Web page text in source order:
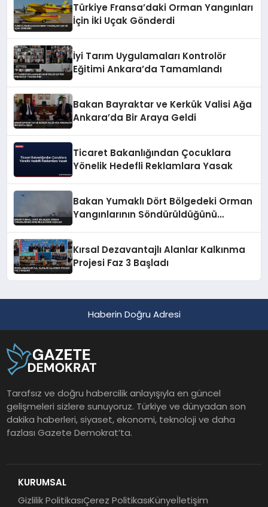
Türkiye Fransa’daki Orman Yangınları
İçin İki Uçak Gönderdi
İyi Tarım Uygulamaları Kontrolör
Eğitimi Ankara’da Tamamlandı
Bakan Bayraktar ve Kerkük Valisi Ağa
Ankara’da Bir Araya Geldi
Ticaret Bakanlığından Çocuklara
Yönelik Hedefli Reklamlara Yasak
Bakan Yumaklı Dört Bölgedeki Orman
Yangınlarının Söndürüldüğünü
Kırsal Dezavantajlı Alanlar Kalkınma
Projesi Faz 3 Başladı
Haberin Doğru Adresi
Tarafsız ve doğru habercilik anlayışıyla en güncel
gelişmeleri sizlere sunuyoruz. Türkiye ve dünyadan son
dakika haberleri, siyaset, ekonomi, teknoloji ve daha
fazlası Gazete Demokrat’ta.
KURUMSAL
Gizlilik PolitikasıÇerez PolitikasıKünyeİletişim